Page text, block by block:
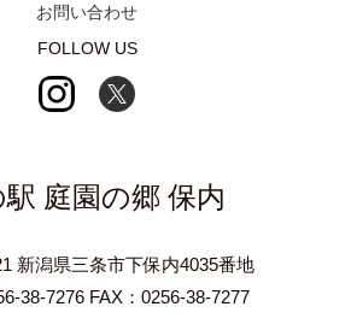
お問い合わせ
FOLLOW US
庭園の郷 保内
新潟県三条市下保内4035番地
38-7276 FAX：0256-38-7277